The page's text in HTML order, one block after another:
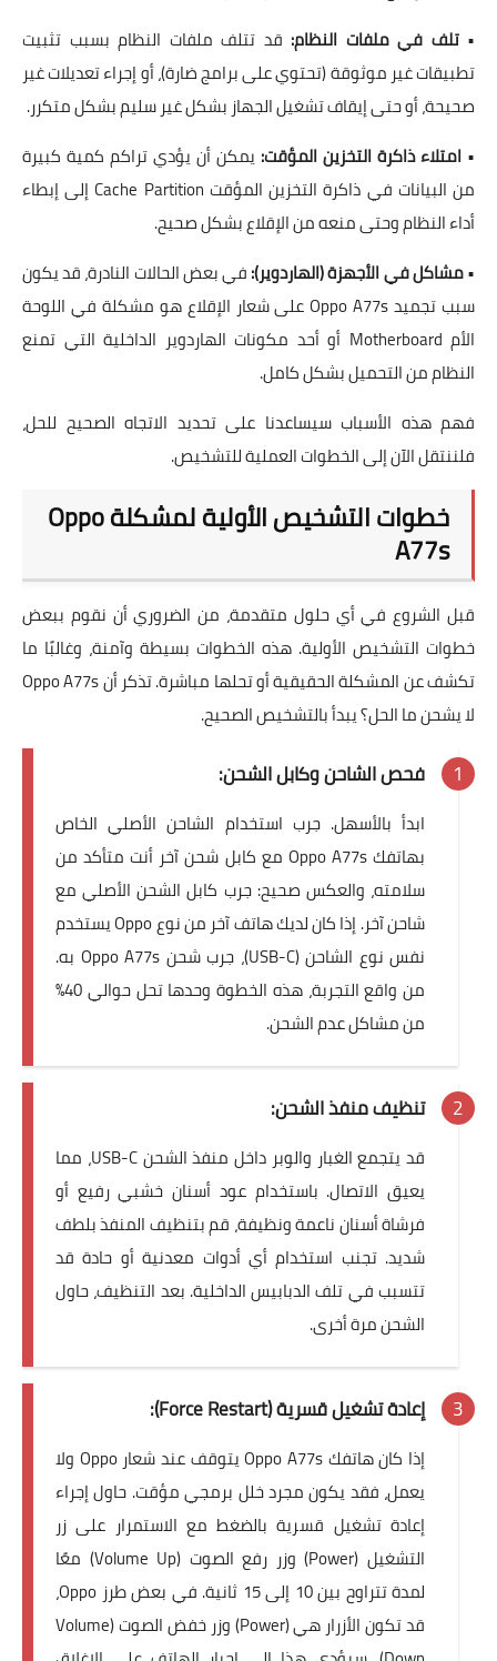
•تلف في ملفات النظام: قد تتلف ملفات النظام بسبب تثبيت
تطبيقات غير موثوقة (تحتوي علىبرامج ضارة)، أو إجراء تعديلات غير
صحيحة، أو حتى إيقاف تشغيل الجهاز بشكل غير سليم بشكل متكرر.
• امتلاء ذاكرة التخزين المؤقت: يمكن أن يؤدي تراكم كمية كبيرة
من البيانات في ذاكرة التخزين المؤقت Cache Partition
إلى إبطاء
أداء النظام وحتى منعه من الإقلاع بشكل صحيح.
•مشاكل في الأجهزة (الهاردوير):في بعض الحالات النادرة، قد يكون
سببتجميد Oppo A77s على شعار الإقلاع هو مشكلة في اللوحة
الأم Motherboard
أو أحد مكونات الهاردوير الداخلية التي تمنع
النظام من التحميل بشكل كامل.
فهم هذه الأسباب سيساعدنا على تحديد الاتجاه الصحيح للحل،
فلننتقل الآن إلى الخطوات العملية للتشخيص.
خطوات التشخيص الأولية لمشكلة Oppo
A77s
قبل الشروع في أي حلول متقدمة، من الضروري أن نقوم ببعض
خطوات التشخيص الأولية. هذه الخطوات بسيطة وآمنة، وغالبًا ما
تكشف عن المشكلة الحقيقية أو تحلها مباشرة. تذكر أنOppo A77s
لا يشحن ما الحل؟يبدأ بالتشخيص الصحيح.
فحص الشاحن وكابل الشحن:
ابدأ بالأسهل. جرب استخدام الشاحن الأصليالخاص
بهاتفك Oppo A77s مع كابل شحن آخر أنت متأكد من
سلامته، والعكس صحيح: جرب كابل الشحن الأصلي مع
شاحن آخر. إذا كان لديك هاتف آخر من نوع Oppo يستخدم
نفس نوع الشاحن (USB-C)، جرب شحن Oppo A77s به.
من واقع التجربة، هذه الخطوة وحدها تحل حوالي 40%
من مشاكل عدم الشحن.
تنظيف منفذ الشحن:
قد يتجمع الغبار والوبر داخل منفذ الشحن USB-C
، مما
يعيق الاتصال. باستخدام عود أسنان خشبي رفيع أو
فرشاة أسنان ناعمة ونظيفة، قم بتنظيف المنفذ بلطف
شديد. تجنب استخدام أي أدوات معدنية أو حادة قد
تتسبب في تلف الدبابيس الداخلية. بعد التنظيف، حاول
الشحن مرة أخرى.
إعادة تشغيل قسرية (Force Restart):
إذا كان هاتفك
Oppo A77s يتوقف عند شعار Oppo ولا
يعمل، فقد يكون مجرد خلل برمجي مؤقت. حاول إجراء
إعادة تشغيل قسرية بالضغط مع الاستمرار على زر
التشغيل (Power) وزر رفع الصوت (Volume Up) معًا
لمدة تتراوح بين 10 إلى 15 ثانية. في بعض طرز Oppo،
قد تكون الأزرار هي (Power) وزر خفض الصوت (Volume